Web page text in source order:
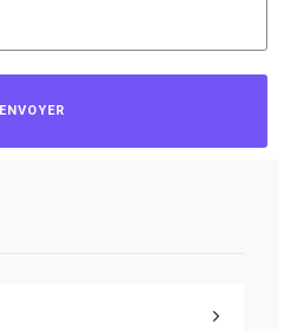
ENVOYER